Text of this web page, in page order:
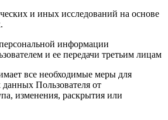
и иных исследований на основе
информации
и ее передачи третьим лицам
все необходимые меры для
Пользователя от
изменения, раскрытия или